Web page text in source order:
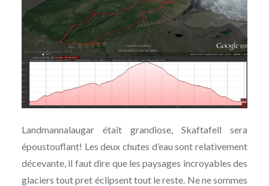
Landmannalaugar était grandiose, Skaftafell sera
époustouflant! Les deux chutes d’eau sont relativement
décevante, il faut dire que les paysages incroyables des
glaciers tout pret éclipsent tout le reste. Ne ne sommes